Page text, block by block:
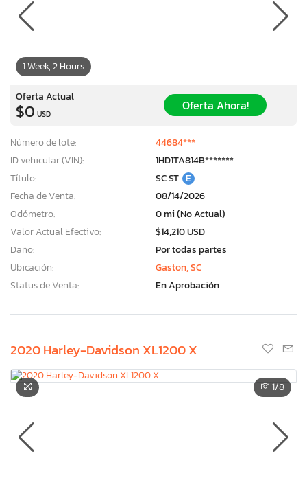
1 Week, 2 Hours
Oferta Actual
$0 USD
Oferta Ahora!
Número de lote:
44684***
ID vehicular (VIN):
1HD1TA814B*******
Título:
SC ST E
Fecha de Venta:
08/14/2026
Odómetro:
0 mi (No Actual)
Valor Actual Efectivo:
$14,210 USD
Daño:
Por todas partes
Ubicación:
Gaston, SC
Status de Venta:
En Aprobación
2020 Harley-Davidson XL1200 X
1/8